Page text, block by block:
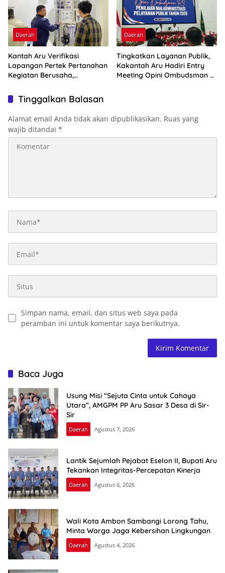
Daerah
Kantah Aru Verifikasi
Lapangan Pertek Pertanahan
Kegiatan Berusaha,
Daerah
Tingkatkan Layanan Publik,
Kakantah Aru Hadiri Entry
Meeting Opini Ombudsman RI
Tinggalkan Balasan
Alamat email Anda tidak akan dipublikasikan. Ruas yang
wajib ditandai *
Simpan nama, email, dan situs web saya pada
peramban ini untuk komentar saya berikutnya.
Baca Juga
Usung Misi “Sejuta Cinta untuk Cahaya
Utara”, AMGPM PP Aru Sasar 3 Desa di Sir-
Sir
Daerah Agustus 7, 2026
Lantik Sejumlah Pejabat Eselon II, Bupati Aru
Tekankan Integritas-Percepatan Kinerja
Daerah Agustus 6, 2026
Wali Kota Ambon Sambangi Lorong Tahu,
Minta Warga Jaga Kebersihan Lingkungan
Daerah Agustus 4, 2026